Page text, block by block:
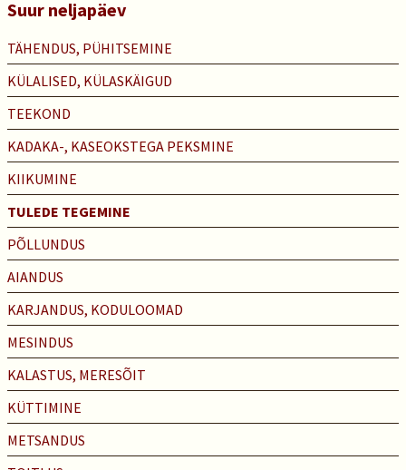
Suur neljapäev
TÄHENDUS, PÜHITSEMINE
KÜLALISED, KÜLASKÄIGUD
TEEKOND
KADAKA-, KASEOKSTEGA PEKSMINE
KIIKUMINE
TULEDE TEGEMINE
PÕLLUNDUS
AIANDUS
KARJANDUS, KODULOOMAD
MESINDUS
KALASTUS, MERESÕIT
KÜTTIMINE
METSANDUS